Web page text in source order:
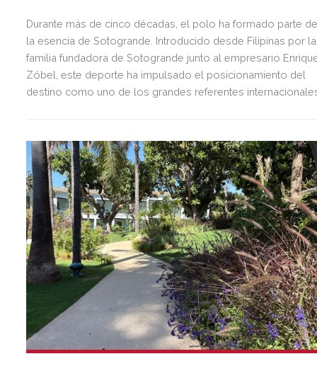
Durante más de cinco décadas, el polo ha formado parte
la esencia de Sotogrande. Introducido desde Filipinas por la
familia fundadora de Sotogrande junto al empresario
Zóbel, este deporte ha impulsado el posicionamiento del
destino como uno de los grandes referentes
exclusiva agenda social.